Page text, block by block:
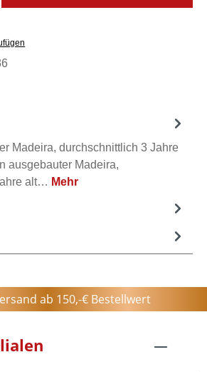
Madeira, durchschnittlich 3 Jahre
ausgebauter Madeira,
alt… Mehr
ab 150,-€ Bestellwert